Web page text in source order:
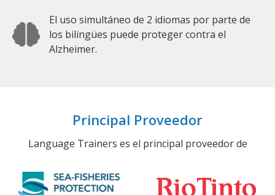
El uso simultáneo de 2 idiomas por parte de
los bilingües puede proteger contra el
Alzheimer.
Principal Proveedor
Language Trainers es el principal proveedor de